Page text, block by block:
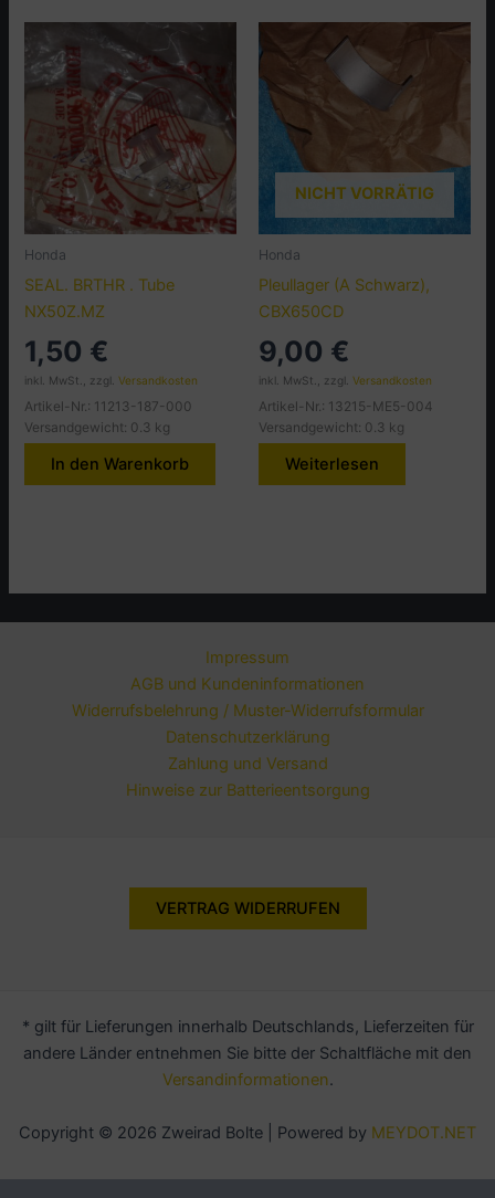
Honda
SEAL. BRTHR . Tube
NX50Z.MZ
1,50 €
inkl. MwSt., zzgl.Versandkosten
Artikel-Nr.: 11213-187-000
Versandgewicht: 0.3 kg
In den Warenkorb
NICHT VORRÄTIG
Honda
Pleullager (A Schwarz),
CBX650CD
9,00 €
inkl. MwSt., zzgl. Versandkosten
Artikel-Nr.: 13215-ME5-004
Versandgewicht: 0.3 kg
Weiterlesen
Impressum
AGB und Kundeninformationen
Widerrufsbelehrung / Muster-Widerrufsformular
Datenschutzerklärung
Zahlung und Versand
Hinweise zur Batterieentsorgung
VERTRAG WIDERRUFEN
* gilt für Lieferungen innerhalb Deutschlands, Lieferzeiten für
andere Länder entnehmen Sie bitte der Schaltfläche mit den
Versandinformationen.
Copyright © 2026 Zweirad Bolte | Powered by MEYDOT.NET